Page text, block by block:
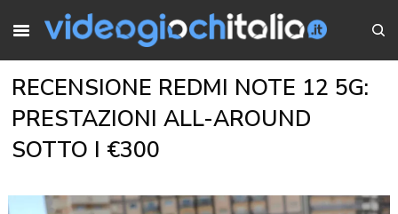
RECENSIONE REDMI NOTE 12 5G:
PRESTAZIONI ALL-AROUND
SOTTO I €300